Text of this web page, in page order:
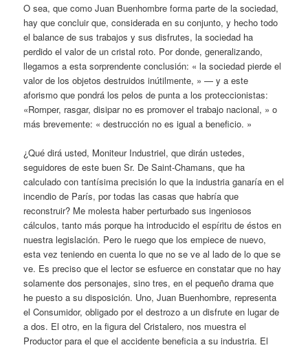
O sea, que como Juan Buenhombre forma parte de la sociedad,
hay que concluir que, considerada en su conjunto, y hecho todo
el balance de sus trabajos y sus disfrutes, la sociedad ha
perdido el valor de un cristal roto. Por donde, generalizando,
llegamos a esta sorprendente conclusión: « la sociedad pierde el
valor de los objetos destruidos inútilmente, » — y a este
aforismo que pondrá los pelos de punta a los proteccionistas:
«Romper, rasgar, disipar no es promover el trabajo nacional, » o
más brevemente: « destrucción no es igual a beneficio. »
¿Qué dirá usted, Moniteur Industriel, que dirán ustedes,
seguidores de este buen Sr. De Saint-Chamans, que ha
calculado con tantísima precisión lo que la industria ganaría en el
incendio de París, por todas las casas que habría que
reconstruir? Me molesta haber perturbado sus ingeniosos
cálculos, tanto más porque ha introducido el espíritu de éstos en
nuestra legislación. Pero le ruego que los empiece de nuevo,
esta vez teniendo en cuenta lo que no se ve al lado de lo que se
ve. Es preciso que el lector se esfuerce en constatar que no hay
solamente dos personajes, sino tres, en el pequeño drama que
he puesto a su disposición. Uno, Juan Buenhombre, representa
el Consumidor, obligado por el destrozo a un disfrute en lugar de
a dos. El otro, en la figura del Cristalero, nos muestra el
Productor para el que el accidente beneficia a su industria. El